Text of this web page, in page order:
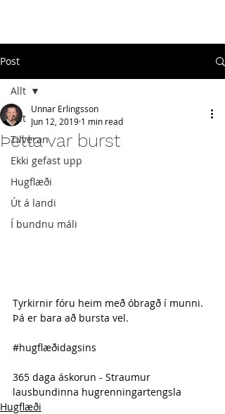
Post
Allt
Tilveran
Ekki gefast upp
Hugflæði
Út á landi
Í bundnu máli
Allt
Þetta var burst
Unnar Erlingsson
Jun 12, 2019 1 min read
Tyrkirnir fóru heim með óbragð í munni.
Þá er bara að bursta vel.
#hugflæðidagsins
365 daga áskorun - Straumur
lausbundinna hugrenningartengsla
Hugflæði